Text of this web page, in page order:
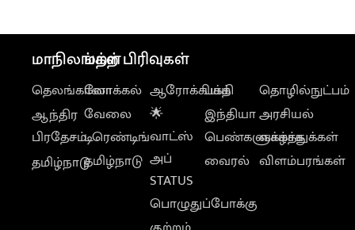
மாநிலங்கள்
தெலங்கானா
ஆந்திர
பிரதேசம்
தமிழ்நாடு
மற்ற பிரிவுகள்
லோக்கல்
வேலை
டிரெண்டிங்
தமிழ்நாடு
ஆரோக்கியம்
🌟
வாட்ஸ்
அப்
STATUS
பொழுதுப்போக்கு
பக்தி
இந்தியா
பெண்களுக்காக
வைரல்
தொழில்நுட்பம்
அரசியல்
வாழ்த்துக்கள்
விளம்பரங்கள்